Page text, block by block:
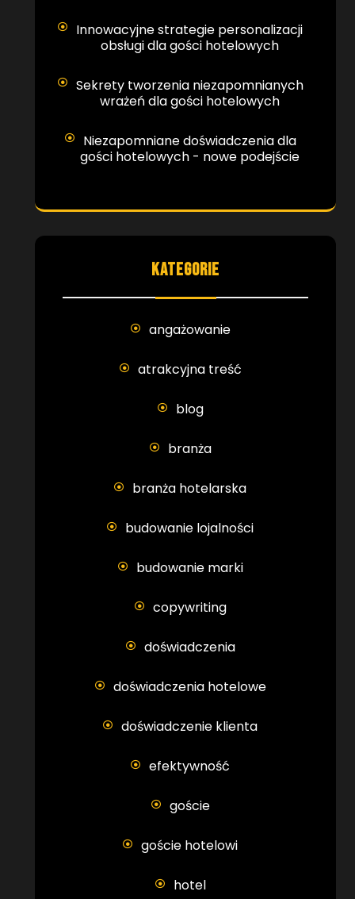
Innowacyjne strategie personalizacji
obsługi dla gości hotelowych
Sekrety tworzenia niezapomnianych
wrażeń dla gości hotelowych
Niezapomniane doświadczenia dla
gości hotelowych - nowe podejście
KATEGORIE
angażowanie
atrakcyjna treść
blog
branża
branża hotelarska
budowanie lojalności
budowanie marki
copywriting
doświadczenia
doświadczenia hotelowe
doświadczenie klienta
efektywność
goście
goście hotelowi
hotel